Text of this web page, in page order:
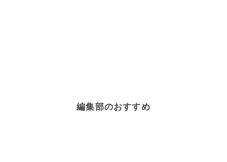
編集部のおすすめ